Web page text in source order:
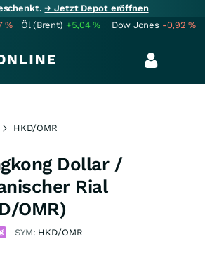
→ Jetzt Depot eröffnen
% Öl (Brent) +5,04% Dow Jones -0,92%
HKD/OMR
Dollar /
Rial
OMR)
SYM: HKD/OMR